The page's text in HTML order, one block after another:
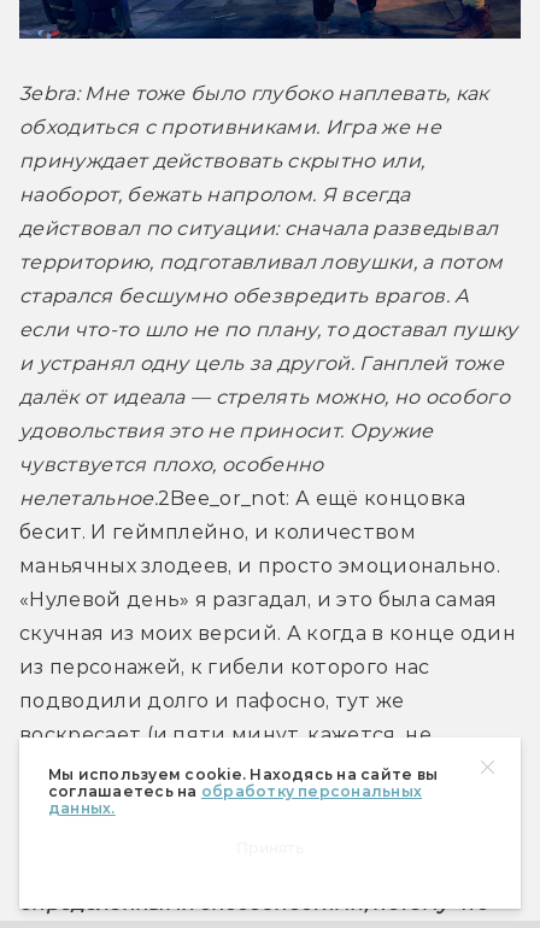
Мы используем cookie. Находясь на сайте вы
соглашаетесь на обработку персональных
данных.
3ebra: Мне тоже было глубоко наплевать, как
обходиться с противниками. Игра же не
принуждает действовать скрытно или,
наоборот, бежать напролом. Я всегда
действовал по ситуации: сначала разведывал
территорию, подготавливал ловушки, а потом
старался бесшумно обезвредить врагов. А
если что-то шло не по плану, то доставал пушку
и устранял одну цель за другой. Ганплей тоже
далёк от идеала — стрелять можно, но особого
удовольствия это не приносит. Оружие
чувствуется плохо, особенно
нелетальное.2Bee_or_not: А ещё концовка
бесит. И геймплейно, и количеством
маньячных злодеев, и просто эмоционально.
«Нулевой день» я разгадал, и это была самая
скучная из моих версий. А когда в конце один
из персонажей, к гибели которого нас
подводили долго и пафосно, тут же
воскресает (и пяти минут, кажется, не
прошло) — это вообще уже за гранью.